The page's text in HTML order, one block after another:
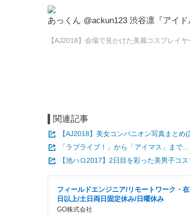
あっくん @ackun123 渋谷凛『アイ
【AJ2018】会場で見かけた美麗コスプレイ
関連記事
【AJ2018】美女コンパニオン写真まと
「ラブライブ！」から「アイマス」ま
【池ハロ2017】2日目を彩った美男子コ
フィールドエンジニア/リモートワーク・
日以上/土日両日固定休み/日曜休み
GO株式会社